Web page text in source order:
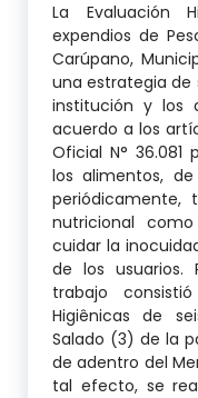
La Evaluación
expendios de
Carúpano,
una estrategia de
institución y los
acuerdo a los
Oficial N°
los alimentos,
periódicamente,
nutricional
cuidar la
de los usuarios.
trabajo
Higiênicas de
Salado (3) de la
de adentro del
tal efecto, se